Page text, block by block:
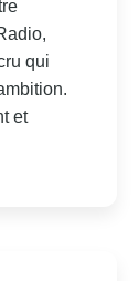
qui
et